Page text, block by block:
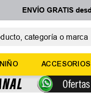
ENVÍO GRATIS
NIÑO ACCESORIOS
TÉRMINOS MÁS
2.
zapatillas